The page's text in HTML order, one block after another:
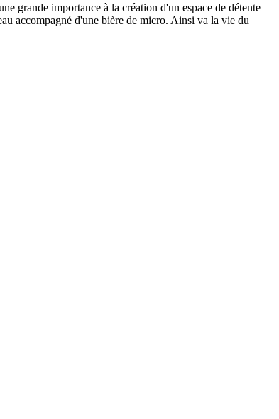
grande importance à la création d'un espace de détente
accompagné d'une bière de micro. Ainsi va la vie du